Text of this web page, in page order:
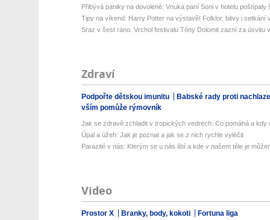
Přibývá paniky na dovolené: Vnuka paní Soni v hotelu poštípaly
Tipy na víkend: Harry Potter na výstavě! Folklor, bitvy i setkání
Sraz v šest ráno. Vrchol festivalu Tóny Dolomit zazní za úsvitu
Zdraví
Podpořte dětskou imunitu
Babské rady proti
vším pomůže rýmovník
Jak se zdravě zchladit v tropických vedrech: Co pomáhá a kdy
Úpal a úžeh: Jak je poznat a jak se z nich rychle vyléčit
Parazité v nás: Kterým se u nás líbí a kde v našem těle je
Video
Prostor X Branky, body, kokoti Fortuna liga